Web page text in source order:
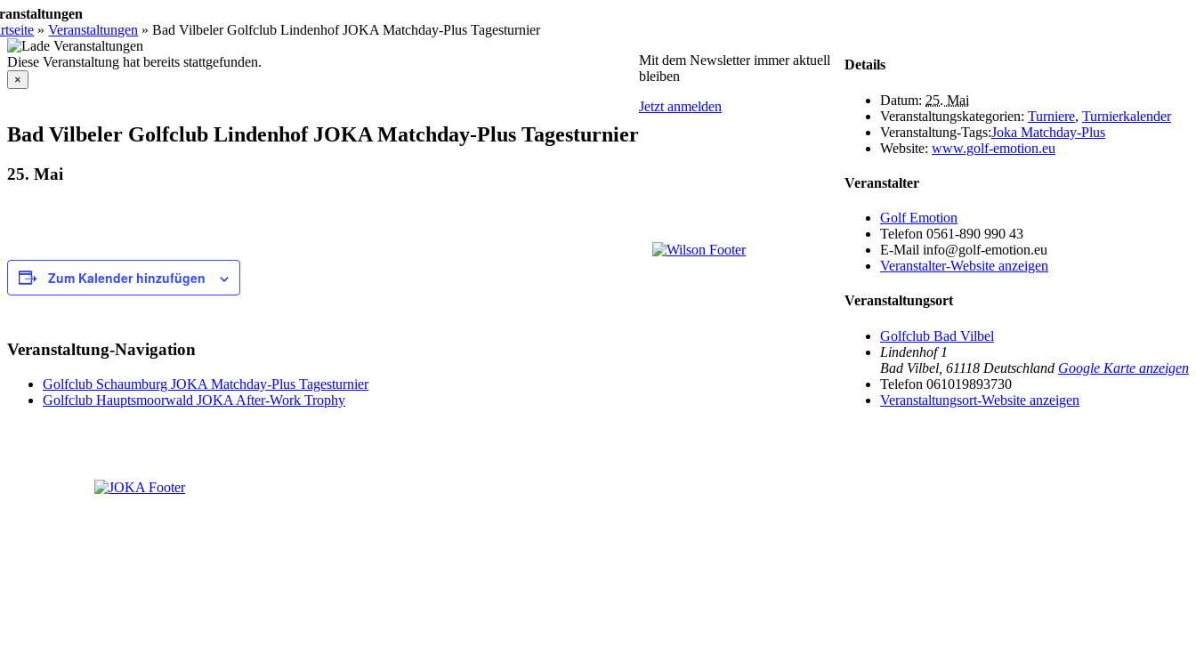
»Veranstaltungen »Bad Vilbeler Golfclub Lindenhof JOKA Matchday-Plus Tagesturnier
Diese Veranstaltung hat bereits stattgefunden.
×
Bad Vilbeler Golfclub Lindenhof JOKA Matchday-Plus Tagesturnier
25. Mai
Zum Kalender hinzufügen
Veranstaltung-Navigation
Golfclub Schaumburg JOKA Matchday-Plus Tagesturnier
Golfclub Hauptsmoorwald JOKA After-Work Trophy
Details
Datum: 25. Mai
Veranstaltungskategorien: Turniere, Turnierkalender
Veranstaltung-Tags:Joka Matchday-Plus
Website: www.golf-emotion.eu
Veranstalter
Golf Emotion
Telefon 0561-890 990 43
E-Mail info@golf-emotion.eu
Veranstalter-Website anzeigen
Veranstaltungsort
Golfclub Bad Vilbel
Lindenhof 1
Bad Vilbel 61118 Deutschland Google Karte anzeigen
Telefon 061019893730
Veranstaltungsort-Website anzeigen
Mit dem Newsletter immer aktuell
bleiben
Jetzt anmelden